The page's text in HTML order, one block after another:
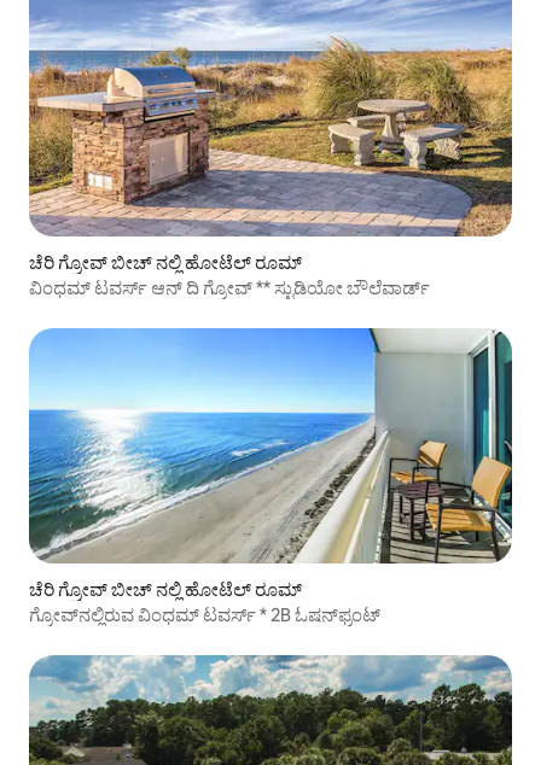
ಚೆರಿ ಗ್ರೋವ್ ಬೀಚ್ ನಲ್ಲಿ ಹೋಟೆಲ್ ರೂಮ್
ವಿಂಧಮ್ ಟವರ್ಸ್ ಆನ್ ದಿ ಗ್ರೋವ್ ** ಸ್ಟುಡಿಯೋ ಬೌಲೆವಾರ್ಡ್
ಚೆರಿ ಗ್ರೋವ್ ಬೀಚ್ ನಲ್ಲಿ ಹೋಟೆಲ್ ರೂಮ್
ಗ್ರೋವ್‌ನಲ್ಲಿರುವ ವಿಂಧಮ್ ಟವರ್ಸ್ * 2B ಓಷನ್‌ಫ್ರಂಟ್